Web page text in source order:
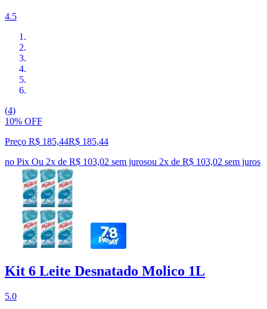
4.5
(4)
10% OFF
Preço R$ 185,44R$ 185,44
no Pix Ou 2x de R$ 103,02 sem jurosou 2x de R$ 103,02 sem juros
Kit 6 Leite Desnatado Molico 1L
5.0